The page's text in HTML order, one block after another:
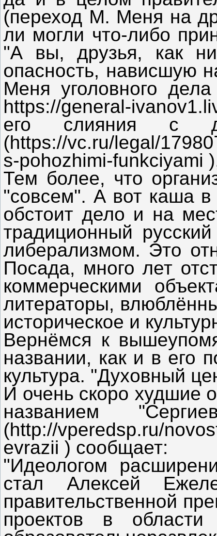
(переход М. Меня на
ли могли что-либо
"А вы, друзья, как
опасность, нависшую
Меня уголовного
https://general-
его слияния с
(https://vc.ru/legal/
s-pohozhimi-funkciyami
Тем более, что
"совсем". А вот каша в
обстоит дело и на
традиционный
либерализмом. Это
Посада, много лет
коммерческими
литераторы,
историческое и
Вернёмся к
названии, как и в его
культура. "Духовный
И очень скоро худшие
названием
(http://vperedsp.ru/
evrazii ) сообщает:
"Идеологом
стал Алексей
правительственной
проектов в